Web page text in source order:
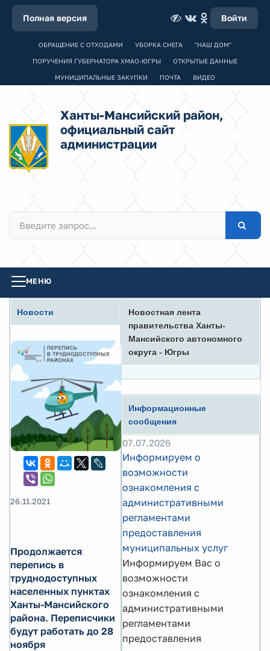
Полная версия Войти
ОБРАЩЕНИЕ С ОТХОДАМИ УБОРКА СНЕГА "НАШ ДОМ"
ПОРУЧЕНИЯ ГУБЕРНАТОРА ХМАО-ЮГРЫ ОТКРЫТЫЕ ДАННЫЕ
МУНИЦИПАЛЬНЫЕ ЗАКУПКИ ПОЧТА ВИДЕО
Ханты-Мансийский район,
официальный сайт
администрации
МЕНЮ
Новости
26.11.2021
Продолжается
перепись в
труднодоступных
населенных пунктах
Ханты-Мансийского
района. Переписчики
будут работать до 28
ноября
Новостная лента
правительства Ханты-
Мансийского автономного
округа - Югры
Информационные
сообщения
07.07.2026
Информируем о
возможности
ознакомления с
административными
регламентами
предоставления
муниципальных услуг
Информируем Вас о
возможности
ознакомления с
административными
регламентами
предоставления